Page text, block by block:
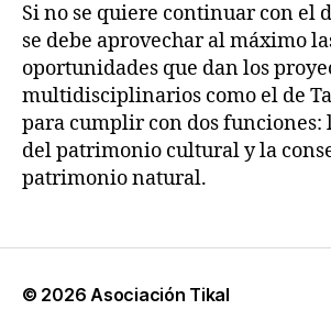
Si no se quiere continuar con el
se debe aprovechar al máximo
oportunidades que dan los
multidisciplinarios como el de
para cumplir con dos funciones:
del patrimonio cultural y la
patrimonio natural.
© 2026Asociación Tikal